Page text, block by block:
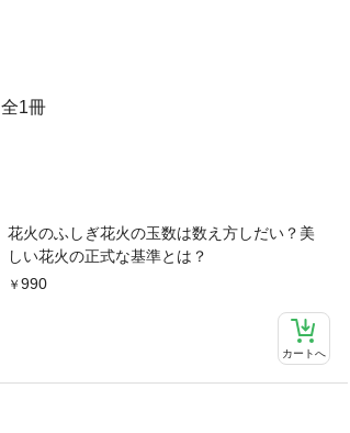
全1冊
花火のふしぎ花火の玉数は数え方しだい？美
しい花火の正式な基準とは？
990
カートへ